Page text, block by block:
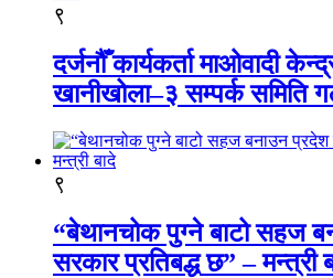
९
दर्जनौँ कार्यकर्ता माओवादी
खानीखोला–३ सम्पर्क समिति
९
“बेथानचोक पुग्ने बाटो सहज
सरकार प्रतिबद्ध छ” – मन्त्री